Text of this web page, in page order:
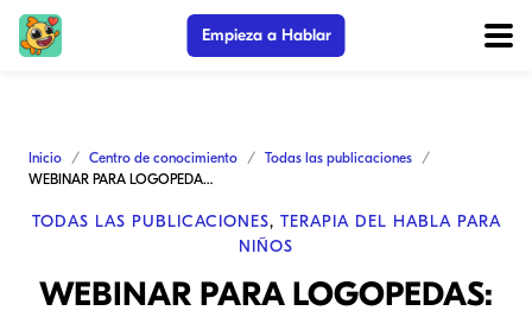
Empieza a Hablar
Inicio Centro de conocimiento
Todas las publicaciones
WEBINAR PARA LOGOPEDAS: ¡Los logopedas de El Paso conocen a Rachel Madel, M.A., CCC-SLP!
TODAS LAS PUBLICACIONES, TERAPIA DEL HABLA PARA
NIÑOS
WEBINAR PARA LOGOPEDAS: